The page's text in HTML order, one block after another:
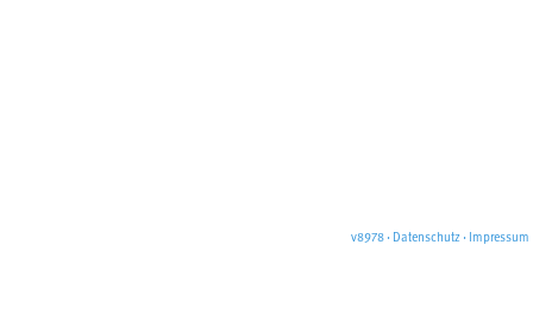
v8978· Datenschutz· Impressum